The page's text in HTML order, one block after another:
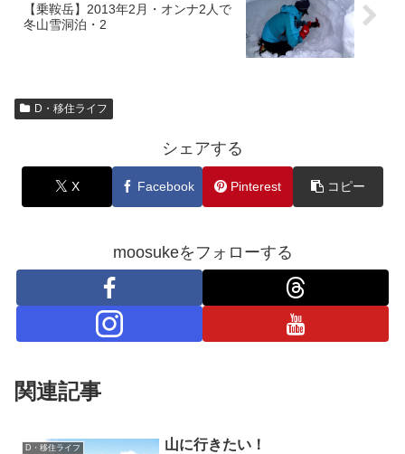
【乗鞍岳】2013年2月・オンナ2人で
冬山雪洞泊・2
D・移住ライフ
シェアする
X Facebook Pinterest コピー
moosukeをフォローする
関連記事
D・移住ライフ 山に行きたい！